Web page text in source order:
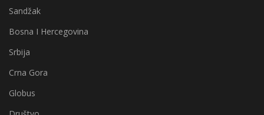
Sandžak
Bosna I Hercegovina
Srbija
Crna Gora
Globus